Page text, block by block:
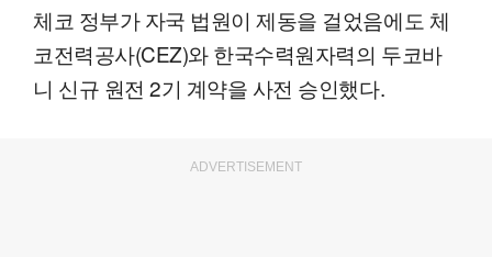
체코 정부가 자국 법원이 제동을 걸었음에도 체
코전력공사(CEZ)와 한국수력원자력의 두코바
니 신규 원전 2기 계약을 사전 승인했다.
ADVERTISEMENT